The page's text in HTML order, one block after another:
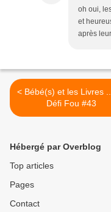
oh oui,
et
après
< Bébé(s) et les Livres ... Le
Défi Fou #43
Hébergé par Overblog
Top articles
Pages
Contact